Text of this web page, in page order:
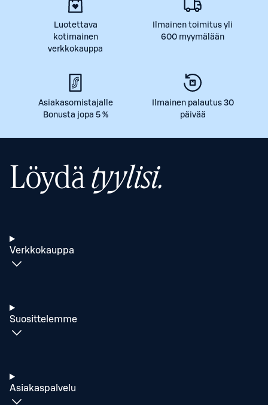
Luotettava
kotimainen
verkkokauppa
Ilmainen toimitus yli
600 myymälään
Asiakasomistajalle
Bonusta jopa 5 %
Ilmainen palautus 30
päivää
Löydätyylisi.
Verkkokauppa
Suosittelemme
Asiakaspalvelu